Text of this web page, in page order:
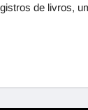
de livros,